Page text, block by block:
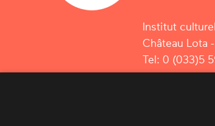
Institut
Château Lota
Tel: 0 (033)5